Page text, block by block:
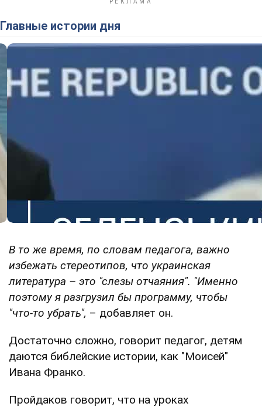
Главные истории дня
В то же время, по словам педагога, важно
избежать стереотипов, что украинская
литература – это "слезы отчаяния". "Именно
поэтому я разгрузил бы программу, чтобы
"что-то убрать", – добавляет он.
Достаточно сложно, говорит педагог, детям
даются библейские истории, как "Моисей"
Ивана Франко.
Пройдаков говорит, что на уроках